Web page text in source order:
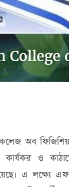
অব
ও
এ লক্ষ্যে